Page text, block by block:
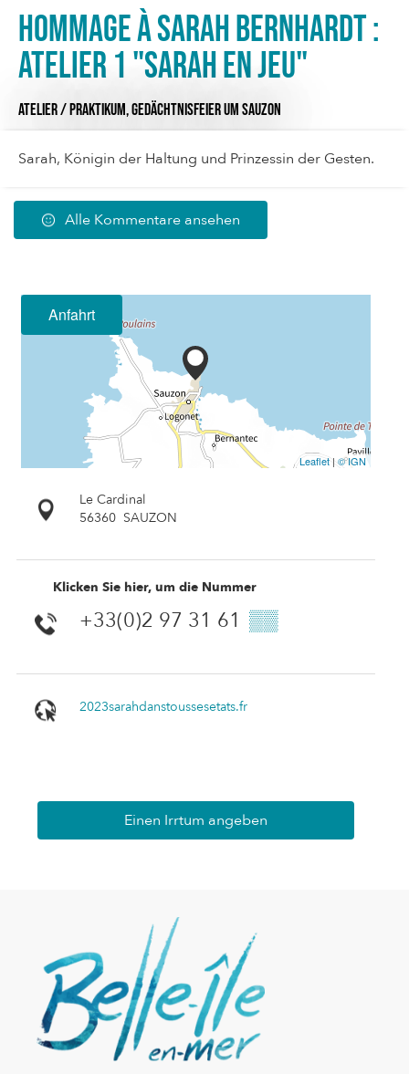
Hommage à Sarah Bernhardt :
Atelier 1 "Sarah en jeu"
ATELIER / PRAKTIKUM,GEDÄCHTNISFEIERUM SAUZON
Sarah, Königin der Haltung und Prinzessin der Gesten.
Alle Kommentare ansehen
Anfahrt
Leaflet | © IGN
Le Cardinal
56360 SAUZON
Klicken Sie hier, um die Nummer
+33(0)2 97 31 61 ▒▒
2023sarahdanstoussesetats.fr
Einen Irrtum angeben